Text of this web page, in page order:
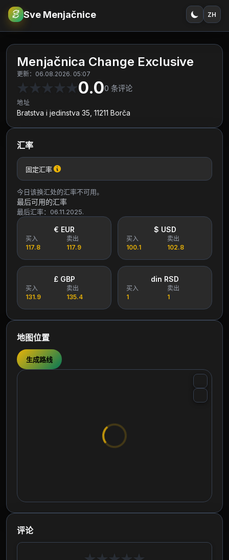
€RSD Sve Menjačnice ZH
Menjačnica Change Exclusive
更新：06.08.2026. 05:07
★★★★★0.00 条评论
地址
Bratstva i jedinstva 35, 11211 Borča
汇率
固定汇率
今日该换汇处的汇率不可用。
最后可用的汇率
最后汇率：06.11.2025.
€ EUR
买入
117.8
卖出
117.9
$ USD
买入
100.1
卖出
102.8
£ GBP
买入
131.9
卖出
135.4
din RSD
买入
1
卖出
1
地图位置
生成路线
评论